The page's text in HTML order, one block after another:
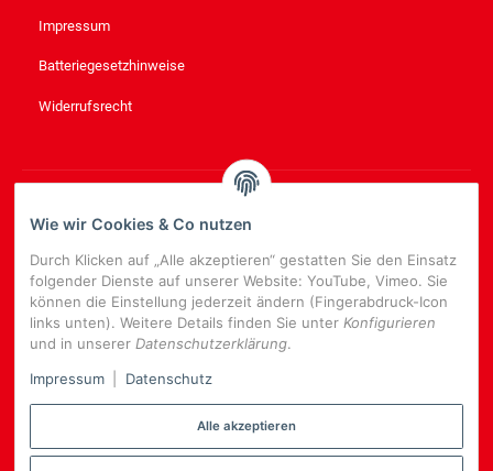
Impressum
Batteriegesetzhinweise
Widerrufsrecht
NEWSLETTER ABONNIEREN
Bitte senden Sie mir entsprechend Ihrer
Datenschutzerklärung
regelmäßig und jederzeit widerruflich Informationen zu Ihrem
Produktsortiment per E-Mail zu.
E-
Mail-
Adresse
NEWSLETTER
Wie wir Cookies & Co nutzen
Durch Klicken auf „Alle akzeptieren“ gestatten Sie den Einsatz
folgender Dienste auf unserer Website: YouTube, Vimeo. Sie
können die Einstellung jederzeit ändern (Fingerabdruck-Icon
links unten). Weitere Details finden Sie unter Konfigurieren
und in unserer Datenschutzerklärung.
Impressum
Datenschutz
Alle akzeptieren